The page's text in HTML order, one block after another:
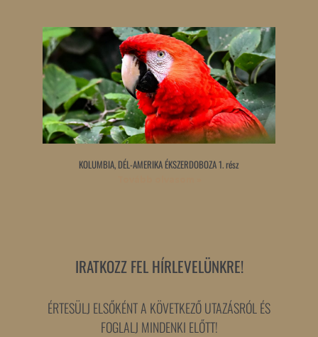
KOLUMBIA, DÉL-AMERIKA ÉKSZERDOBOZA 1. rész
IRATKOZZ FEL HÍRLEVELÜNKRE!
ÉRTESÜLJ ELSŐKÉNT A KÖVETKEZŐ UTAZÁSRÓL ÉS
FOGLALJ MINDENKI ELŐTT!